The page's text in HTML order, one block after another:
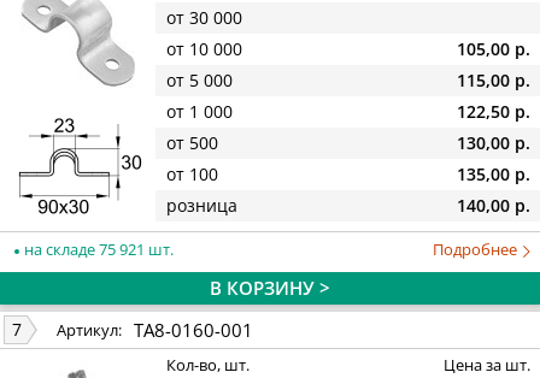
от 30 000
от 10 000
105,00 р.
от 5 000
115,00 р.
от 1 000
122,50 р.
от 500
130,00 р.
от 100
135,00 р.
розница
140,00 р.
на складе 75 921 шт. Подробнее
В КОРЗИНУ >
7 Артикул: TA8-0160-001
Кол-во, шт. Цена за шт.